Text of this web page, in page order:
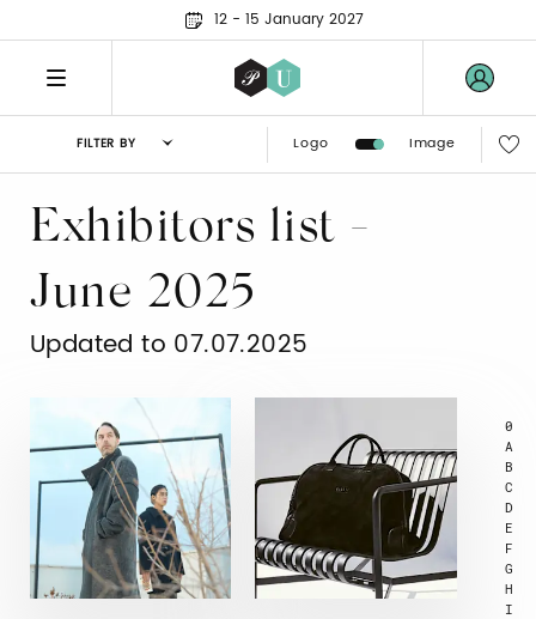
12 - 15 January 2027
FILTER BY Logo Image
0
A
B
C
D
E
F
G
H
I
Exhibitors list -
June 2025
Updated to 07.07.2025